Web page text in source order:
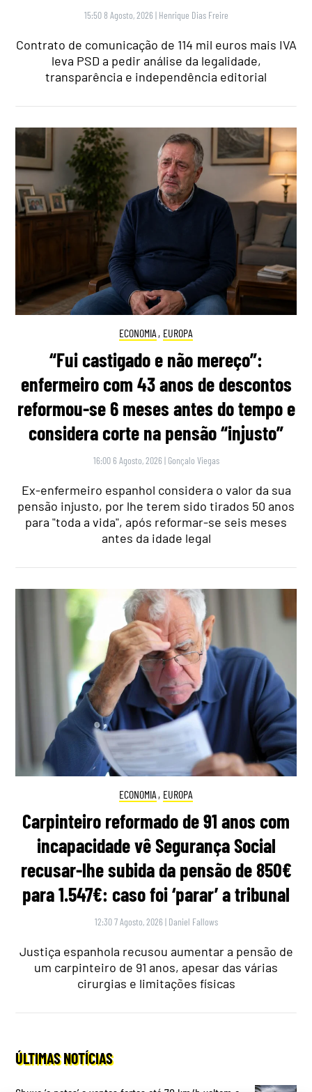
15:50 8 Agosto, 2026 | Henrique Dias Freire
Contrato de comunicação de 114 mil euros mais IVA
leva PSD a pedir análise da legalidade,
transparência e independência editorial
ECONOMIA , EUROPA
“Fui castigado e não mereço”:
enfermeiro com 43 anos de descontos
reformou-se 6 meses antes do tempo e
considera corte na pensão “injusto”
16:00 6 Agosto, 2026 | Gonçalo Viegas
Ex-enfermeiro espanhol considera o valor da sua
pensão injusto, por lhe terem sido tirados 50 anos
para "toda a vida", após reformar-se seis meses
antes da idade legal
ECONOMIA , EUROPA
Carpinteiro reformado de 91 anos com
incapacidade vê Segurança Social
recusar-lhe subida da pensão de 850€
para 1.547€: caso foi ‘parar’ a tribunal
12:30 7 Agosto, 2026 | Daniel Fallows
Justiça espanhola recusou aumentar a pensão de
um carpinteiro de 91 anos, apesar das várias
cirurgias e limitações físicas
ÚLTIMAS NOTÍCIAS